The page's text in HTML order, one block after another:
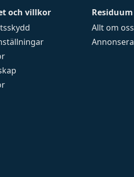
och villkor
Residuum
Allt om oss
Annonsera